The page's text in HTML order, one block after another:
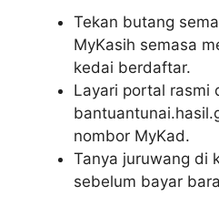
Tekan butang
MyKasih semasa
kedai berdaftar.
Layari portal rasmi
nombor MyKad.
Tanya juruwang di
sebelum bayar